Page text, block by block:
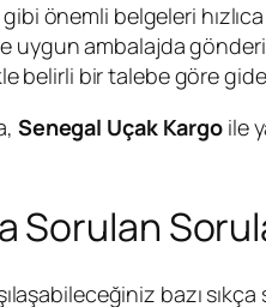
önemli belgeleri
uygun ambalajda
belirli bir talebe göre
Senegal Uçak Kargo ile
Sorulan
bazı